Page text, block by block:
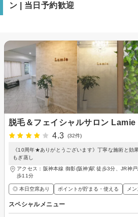
ン | 当日予約歓迎
脱毛＆フェイシャルサロン Lamie
4.3
(32件)
《10周年★ありがとうございます》丁寧な施術と効
もぎ蒸し
アクセス：阪神本線 御影(阪神)駅 徒歩3分、JR神
歩11分
◎ 本日空席あり ポイントが貯まる・使える メ
スペシャルメニュー